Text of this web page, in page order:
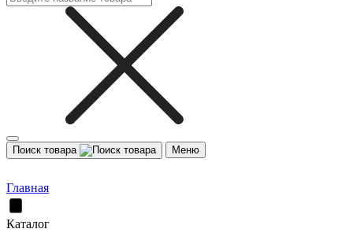
Поиск товара Меню
Главная
Каталог